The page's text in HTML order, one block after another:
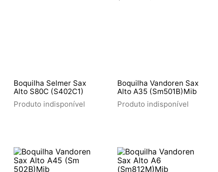
Boquilha Selmer Sax
Alto S80C (S402C1)
Produto indisponível
Boquilha Vandoren Sax
Alto A35 (Sm501B)Mib
Produto indisponível